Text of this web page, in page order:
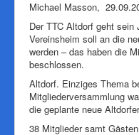
Michael Masson,
Der TTC Altdorf geht sein
Vereinsheim soll an die
werden­ – das haben die
beschlossen.
Altdorf. Einziges Thema
Mitgliederversammlung
die geplante neue
38 Mitglieder samt